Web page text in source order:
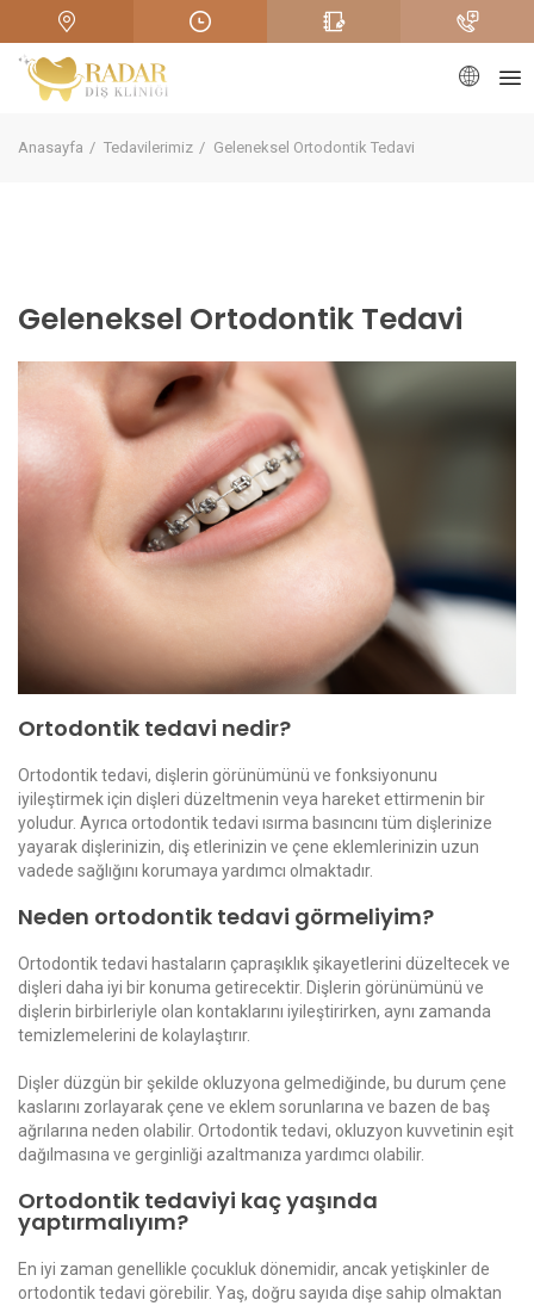
Anasayfa Tedavilerimiz Geleneksel Ortodontik Tedavi
Geleneksel Ortodontik Tedavi
Ortodontik tedavi nedir?
Ortodontik tedavi, dişlerin görünümünü ve fonksiyonunu
iyileştirmek için dişleri düzeltmenin veya hareket ettirmenin bir
yoludur. Ayrıca ortodontik tedavi ısırma basıncını tüm dişlerinize
yayarak dişlerinizin, diş etlerinizin ve çene eklemlerinizin uzun
vadede sağlığını korumaya yardımcı olmaktadır.
Neden ortodontik tedavi görmeliyim?
Ortodontik tedavi hastaların çapraşıklık şikayetlerini düzeltecek ve
dişleri daha iyi bir konuma getirecektir. Dişlerin görünümünü ve
dişlerin birbirleriyle olan kontaklarını iyileştirirken, aynı zamanda
temizlemelerini de kolaylaştırır.
Dişler düzgün bir şekilde okluzyona gelmediğinde, bu durum çene
kaslarını zorlayarak çene ve eklem sorunlarına ve bazen de baş
ağrılarına neden olabilir. Ortodontik tedavi, okluzyon kuvvetinin eşit
dağılmasına ve gerginliği azaltmanıza yardımcı olabilir.
Ortodontik tedaviyi kaç yaşında
yaptırmalıyım?
En iyi zaman genellikle çocukluk dönemidir, ancak yetişkinler de
ortodontik tedavi görebilir. Yaş, doğru sayıda dişe sahip olmaktan